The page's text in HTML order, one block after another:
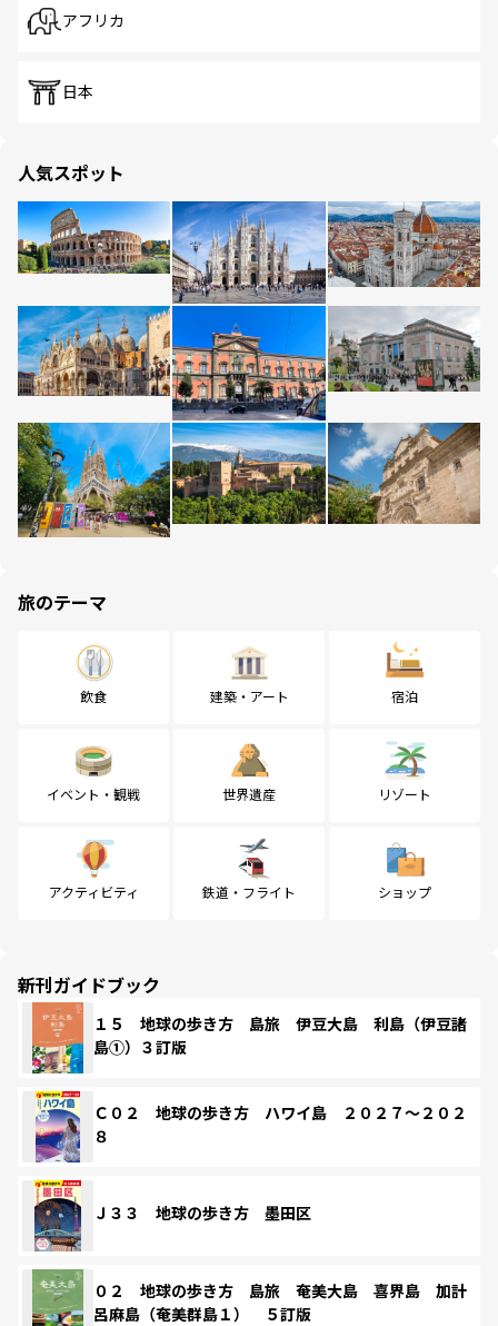
アフリカ
日本
人気スポット
旅のテーマ
飲食 建築・アート 宿泊
イベント・観戦 世界遺産 リゾート
アクティビティ 鉄道・フライト ショップ
新刊ガイドブック
１５ 地球の歩き方 島旅 伊豆大島 利島（伊豆諸
島①）３訂版
Ｃ０２ 地球の歩き方 ハワイ島 ２０２７～２０２
８
Ｊ３３ 地球の歩き方 墨田区
０２ 地球の歩き方 島旅 奄美大島 喜界島 加計
呂麻島（奄美群島１） ５訂版